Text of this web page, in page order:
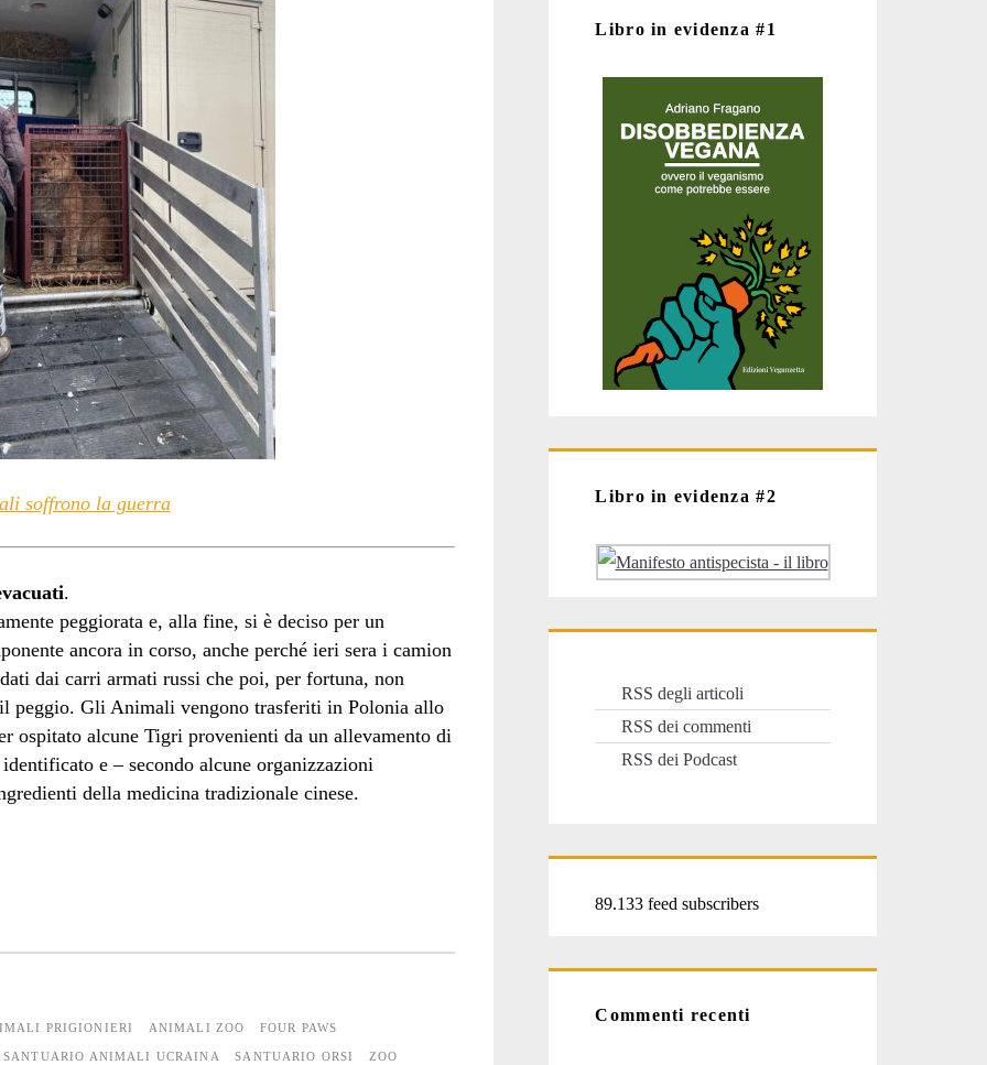
soffrono la guerra
.
peggiorata e, alla fine, si è deciso per un
ancora in corso, anche perché ieri sera i camion
dai carri armati russi che poi, per fortuna, non
peggio. Gli Animali vengono trasferiti in Polonia allo
ospitato alcune Tigri provenienti da un allevamento di
e – secondo alcune organizzazioni
della medicina tradizionale cinese.
PRIGIONIERI ANIMALI ZOO FOUR PAWS
SANTUARIO ANIMALI UCRAINA SANTUARIO ORSI ZOO
Libro in evidenza #1
Libro in evidenza #2
RSS degli articoli
RSS dei commenti
RSS dei Podcast
89.133 feed subscribers
Commenti recenti